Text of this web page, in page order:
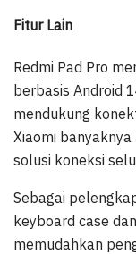
Fitur Lain
Redmi Pad Pro
berbasis Android
mendukung
Xiaomi
solusi koneksi
Sebagai
keyboard case
memudahkan